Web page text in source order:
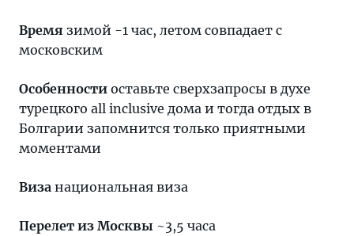
Время зимой -1 час, летом совпадает с
московским
Особенности оставьте сверхзапросы в духе
турецкого all inclusive дома и тогда отдых в
Болгарии запомнится только приятными
моментами
Виза национальная виза
Перелет из Москвы ~3,5 часа